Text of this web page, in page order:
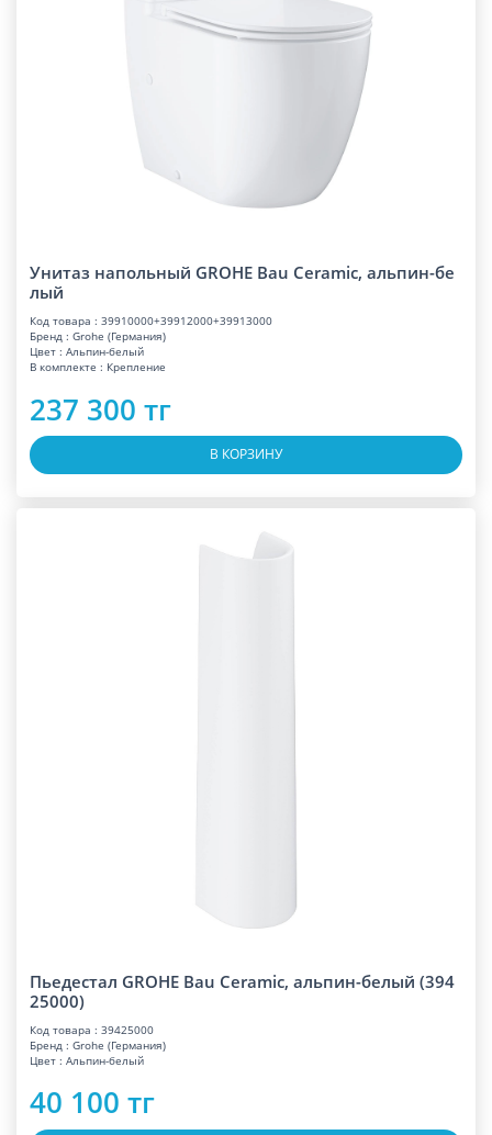
Унитаз напольный GROHE Bau Ceramic, альпин-бе
лый
Код товара : 39910000+39912000+39913000
Бренд : Grohe (Германия)
Цвет : Альпин-белый
В комплекте : Крепление
237 300 тг
В КОРЗИНУ
Пьедестал GROHE Bau Ceramic, альпин-белый (394
25000)
Код товара : 39425000
Бренд : Grohe (Германия)
Цвет : Альпин-белый
40 100 тг